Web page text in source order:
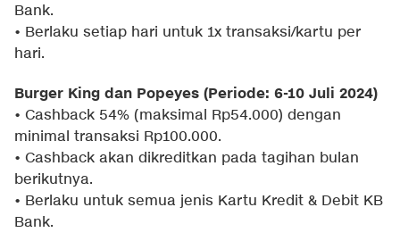
Bank.
• Berlaku setiap hari untuk 1x transaksi/kartu per
hari.
Burger King dan Popeyes (Periode: 6-10 Juli 2024)
• Cashback 54% (maksimal Rp54.000) dengan
minimal transaksi Rp100.000.
• Cashback akan dikreditkan pada tagihan bulan
berikutnya.
• Berlaku untuk semua jenis Kartu Kredit & Debit KB
Bank.